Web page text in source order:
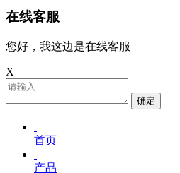
在线客服
您好，我这边是在线客服
X
确定
首页
产品